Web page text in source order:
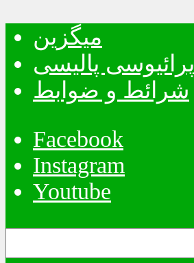
میگزین
پرائیوسی پالیسی
شرائط و ضوابط
Facebook
Instagram
Youtube